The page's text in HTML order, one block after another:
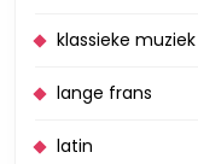
klassieke muziek
lange frans
latin